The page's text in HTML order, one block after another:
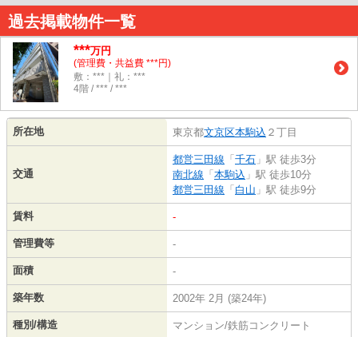
過去掲載物件一覧
***万円
(管理費・共益費 ***円)
敷：***｜礼：***
4階 / *** / ***
所在地 東京都文京区本駒込 ２丁目
交通
都営三田線 「 千石 」駅 徒歩3分
南北線 「 本駒込 」駅 徒歩10分
都営三田線 「 白山 」駅 徒歩9分
賃料 -
管理費等 -
面積 -
築年数 2002年 2月 (築24年)
種別/構造 マンション/鉄筋コンクリート